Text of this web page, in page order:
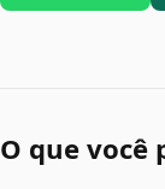
O que você